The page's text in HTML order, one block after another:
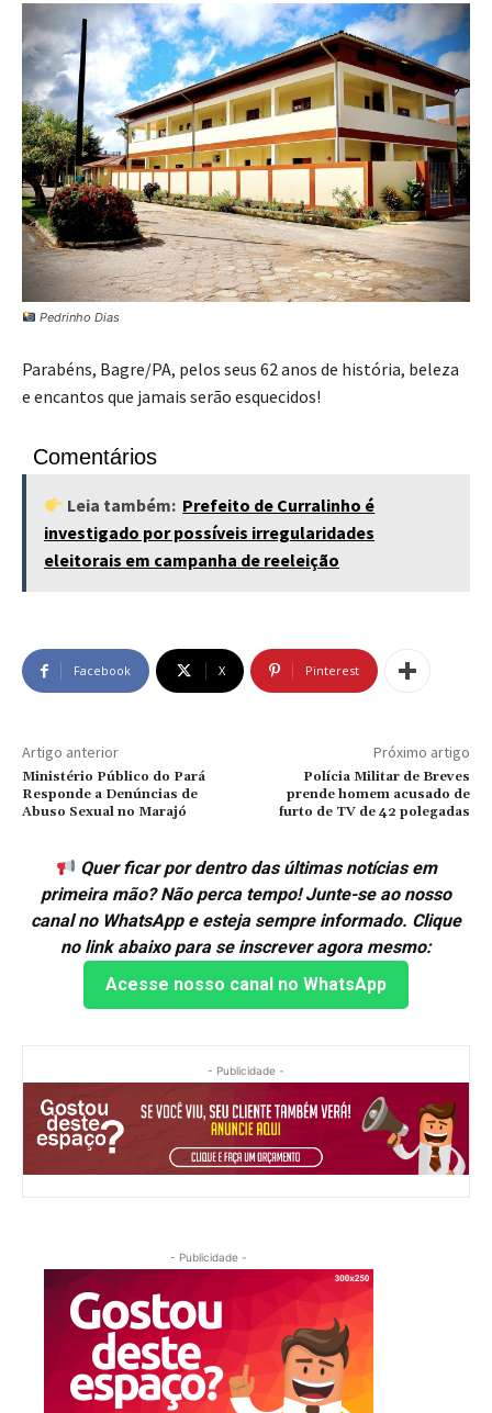
Pedrinho Dias
Parabéns, Bagre/PA, pelos seus 62 anos de história, beleza
e encantos que jamais serão esquecidos!
Comentários
Leia também: Prefeito de Curralinho é
investigado por possíveis irregularidades
eleitorais em campanha de reeleição
Facebook X Pinterest
Artigo anterior
Ministério Público do Pará
Responde a Denúncias de
Abuso Sexual no Marajó
Próximo artigo
Polícia Militar de Breves
prende homem acusado de
furto de TV de 42 polegadas
Quer ficar por dentro das últimas notícias em
primeira mão? Não perca tempo! Junte-se ao nosso
canal no WhatsApp e esteja sempre informado. Clique
no link abaixo para se inscrever agora mesmo:
Acesse nosso canal no WhatsApp
- Publicidade -
- Publicidade -